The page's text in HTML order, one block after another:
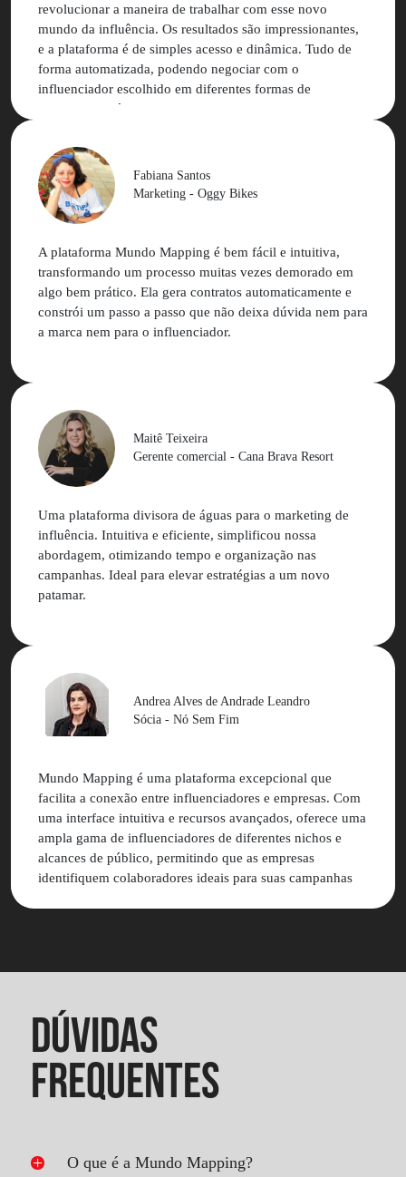
revolucionar a maneira de trabalhar com esse novo
mundo da influência. Os resultados são impressionantes,
e a plataforma é de simples acesso e dinâmica. Tudo de
forma automatizada, podendo negociar com o
influenciador escolhido em diferentes formas de
pagamento. Só tenho elogios para uma empresa que se
comunicação constantemente! Mundo Mapping é uma
ferramenta que agrega muito mais valor à sua marca!
Fabiana Santos
Marketing - Oggy Bikes
A plataforma Mundo Mapping é bem fácil e intuitiva,
transformando um processo muitas vezes demorado em
algo bem prático. Ela gera contratos automaticamente e
constrói um passo a passo que não deixa dúvida nem para
a marca nem para o influenciador.
Maitê Teixeira
Gerente comercial - Cana Brava Resort
Uma plataforma divisora de águas para o marketing de
influência. Intuitiva e eficiente, simplificou nossa
abordagem, otimizando tempo e organização nas
campanhas. Ideal para elevar estratégias a um novo
patamar.
Andrea Alves de Andrade Leandro
Sócia - Nó Sem Fim
Mundo Mapping é uma plataforma excepcional que
facilita a conexão entre influenciadores e empresas. Com
uma interface intuitiva e recursos avançados, oferece uma
ampla gama de influenciadores de diferentes nichos e
alcances de público, permitindo que as empresas
identifiquem colaboradores ideais para suas campanhas
DÚVIDAS
FREQUENTES
O que é a Mundo Mapping?